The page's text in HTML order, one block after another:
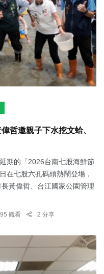
哲邀親子下水挖文蛤、
期的「2026台南七股海鮮節
在七股六孔碼頭熱鬧登場，
黃偉哲、台江國家公園管理
觀看 2 分享